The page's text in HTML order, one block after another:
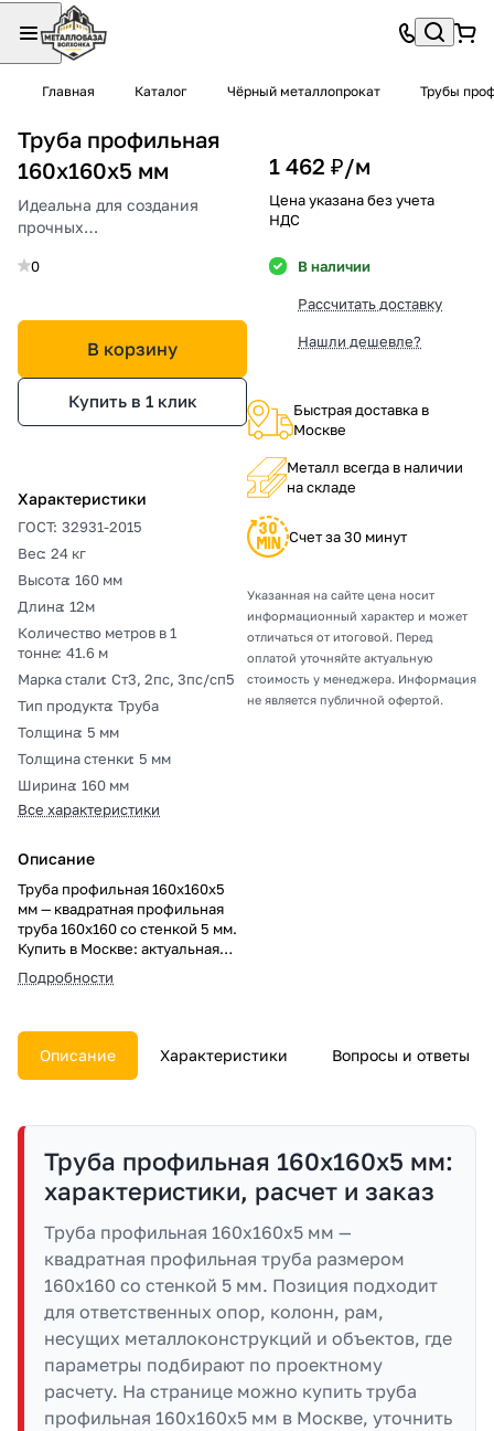
Главная Каталог Чёрный металлопрокат Трубы
Труба профильная
160х160х5 мм
Идеальна для создания
прочных
каркасов больших
0
В корзину
Купить в 1 клик
Характеристики
ГОСТ: 32931-2015
Вес: 24 кг
Высота: 160 мм
Длина: 12м
Количество метров в 1
тонне: 41.6 м
Марка стали: Ст3, 2пс, 3пс/сп5
Тип продукта: Труба
Толщина: 5 мм
Толщина стенки: 5 мм
Ширина: 160 мм
Все характеристики
Описание
Труба профильная 160х160х5
мм — квадратная профильная
труба 160х160 со стенкой 5 мм.
Купить в Москве: актуальная
цена за метр и тонну, резка в
размер, погрузка, доставка,
Подробности
1 462 ₽/м
Цена указана без учета
НДС
В наличии
Рассчитать доставку
Нашли дешевле?
Быстрая доставка в
Москве
Металл всегда в наличии
на складе
Счет за 30 минут
Указанная на сайте цена носит
информационный характер и может
отличаться от итоговой. Перед
оплатой уточняйте актуальную
стоимость у менеджера. Информация
не является публичной офертой.
Описание Характеристики Вопросы и ответы
Труба профильная 160х160х5 мм:
характеристики, расчет и заказ
Труба профильная 160х160х5 мм —
квадратная профильная труба размером
160х160 со стенкой 5 мм. Позиция подходит
для ответственных опор, колонн, рам,
несущих металлоконструкций и объектов, где
параметры подбирают по проектному
расчету. На странице можно купить труба
профильная 160х160х5 мм в Москве, уточнить